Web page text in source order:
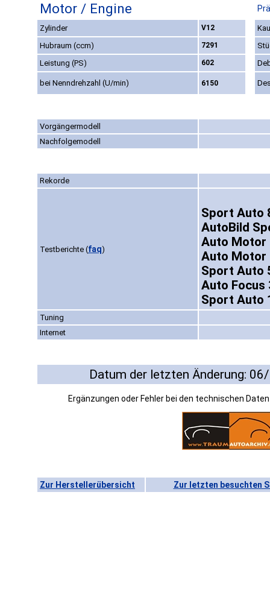
Motor / Engine
Zylinder V12
Hubraum (ccm)
7291
Leistung (PS)
602
bei Nenndrehzahl (U/min) 6150
Vorgängermodell
Nachfolgemodell
Rekorde
Testberichte (faq)
Sport Auto
AutoBild
Auto Motor
Auto Motor
Sport Auto
Auto Focus
Sport Auto
Tuning
Internet
Datum der letzten Änderung:
Ergänzungen oder Fehler bei den technischen
Zur Herstellerübersicht Zur letzten besuchten